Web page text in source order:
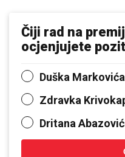
Čiji rad na
ocjenjujete
Duška Markovića
Zdravka
Dritana